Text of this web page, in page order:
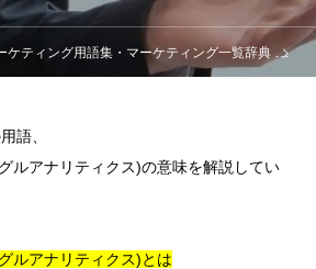
ケティング用語集・マーケティング一覧辞典
語、
ルアナリティクス)の意味を解説してい
ルアナリティクス)とは